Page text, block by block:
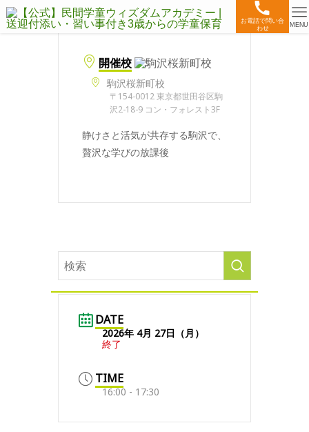
お電話で問い合
わせ
MENU
開催校
駒沢桜新町校
〒154-0012 東京都世田谷区駒
沢2-18-9 コン・フォレスト3F
静けさと活気が共存する駒沢で、
贅沢な学びの放課後
DATE
2026年 4月 27日（月）
終了
TIME
16:00 - 17:30